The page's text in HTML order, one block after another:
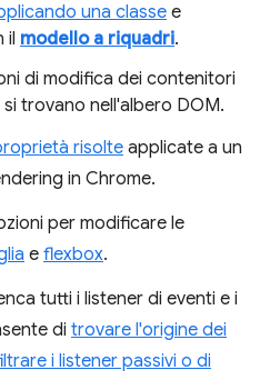
una classe e
il modello a riquadri.
di modifica dei contenitori
si trovano nell'albero DOM.
risolte applicate a un
in Chrome.
per modificare le
e flexbox.
tutti i listener di eventi e i
di trovare l'origine dei
i listener passivi o di